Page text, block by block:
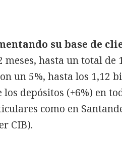
su base de
hasta un total de
un 5%, hasta los 1,12
depósitos (+6%) en
como en
CIB).